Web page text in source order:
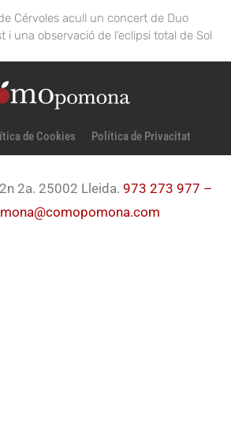
Cérvoles acull un concert de Duo
i una observació de l’eclipsi total de Sol
de Cookies Política de Privacitat
2a. 25002 Lleida. 973 273 977 –